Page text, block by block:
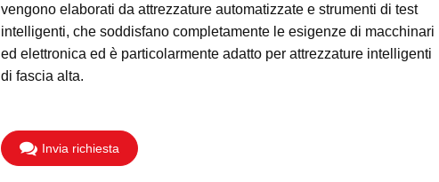
vengono elaborati da attrezzature automatizzate e strumenti di test
intelligenti, che soddisfano completamente le esigenze di macchinari
ed elettronica ed è particolarmente adatto per attrezzature intelligenti
di fascia alta.
Invia richiesta